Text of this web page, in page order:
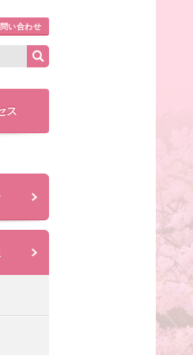
い合わせ
ス